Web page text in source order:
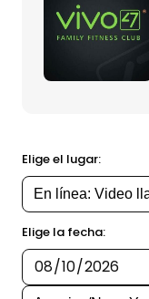
Elige el lugar:
Elige la fecha: